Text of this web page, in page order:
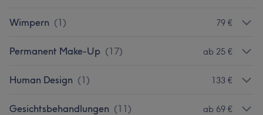
Wimpern (1) 79 €
Permanent Make-Up (17) ab 25 €
Human Design (1) 133 €
Gesichtsbehandlungen (11) ab 69 €